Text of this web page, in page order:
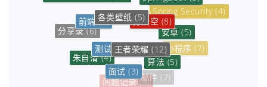
Spring Security(4)
分享录(6)
前端 (5)
各类壁纸(5)
孙悟空(8)
安卓(5)
小程序 (7)
数据库(6)
朱自清(4)
测试(3)
王者荣耀(12)
算法(5)
邮件 (7)
问题记录(4)
面试(3)